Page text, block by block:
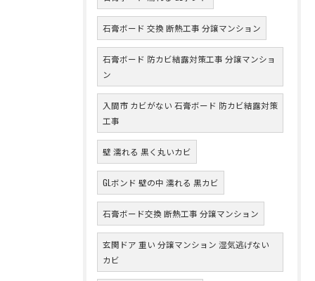
石膏ボード 交換 断熱工事 分譲マンション
石膏ボード 防カビ結露対策工事 分譲マンショ
ン
入間市 カビがない 石膏ボード 防カビ結露対策
工事
壁 濡れる 黒く丸いカビ
GLボンド 壁の中 濡れる 黒カビ
石膏ボード交換 断熱工事 分譲マンション
玄関ドア 重い 分譲マンション 湿気逃げない
カビ